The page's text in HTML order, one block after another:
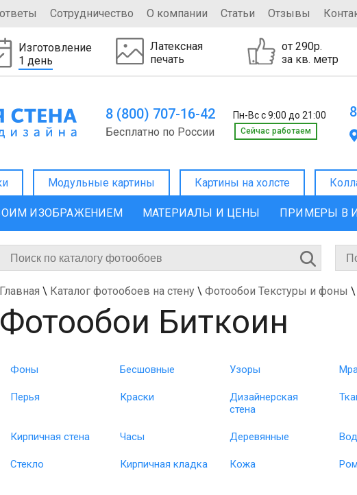
Сотрудничество О компании Статьи Отзывы
Изготовление
1 день
Латексная
печать
от 290р.
за кв. метр
8 (800) 707-16-42 Пн-Вс с 9:00 до 21:00
Бесплатно по России Cейчас работаем
Модульные картины Картины на холсте
ИЗОБРАЖЕНИЕМ МАТЕРИАЛЫ И ЦЕНЫ ПРИМЕРЫ В
Главная \ Каталог фотообоев на стену \ Фотообои Текстуры и фоны \
Фотообои Биткоин
Фоны Бесшовные Узоры
Перья Краски
Дизайнерская
стена
Кирпичная стена Часы Деревянные
Стекло Кирпичная кладка Кожа